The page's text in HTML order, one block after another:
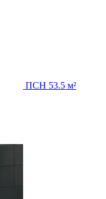
ПСН 53.5 м²